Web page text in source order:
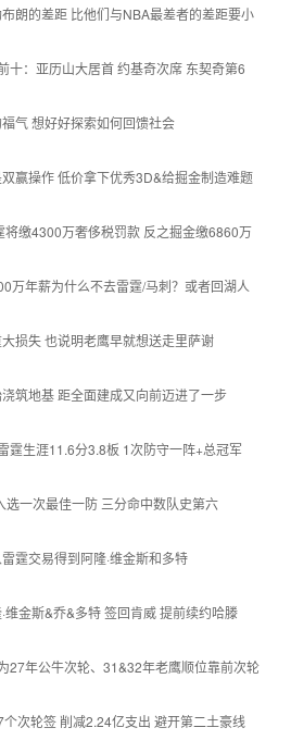
朗的差距 比他们与NBA最差者的差距要小
十：亚历山大居首 约基奇次席 东契奇第6
气 想好好探索如何回馈社会
赢操作 低价拿下优秀3D&给掘金制造难题
将缴4300万奢侈税罚款 反之掘金缴6860万
万年薪为什么不去雷霆/马刺？或者回湖人
损失 也说明老鹰早就想送走里萨谢
筑地基 距全面建成又向前迈进了一步
霆生涯11.6分3.8板 1次防守一阵+总冠军
一次最佳一防 三分命中数队史第六
霆交易得到阿隆·维金斯和多特
维金斯&乔&多特 签回肯威 提前续约哈滕
27年公牛次轮、31&32年老鹰顺位靠前次轮
次轮签 削减2.24亿支出 避开第二土豪线